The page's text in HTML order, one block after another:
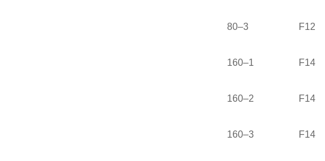
80–3
F12
160–1
F14
160–2
F14
160–3
F14